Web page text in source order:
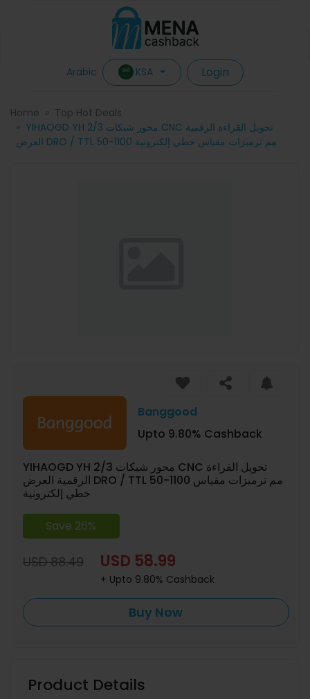
Arabic KSA Login
Home
Top Hot Deals
YIHAOGD YH 2/3 محور شبكات CNC تحويل القراءة الرقمية
العرض DRO / TTL 50-1100 مم ترميزات مقياس خطي إلكترونية
Banggood
Upto 9.80% Cashback
YIHAOGD YH 2/3 محور شبكات CNC تحويل القراءة
الرقمية العرض DRO / TTL 50-1100 مم ترميزات مقياس
خطي إلكترونية
Save 26%
USD 88.49 USD 58.99
+ Upto 9.80% Cashback
Buy Now
Product Details